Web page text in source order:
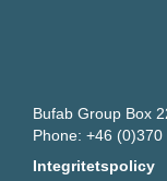
Få ny
Bufab Group Box
Phone: +46 (0)370
Integritetspolicy